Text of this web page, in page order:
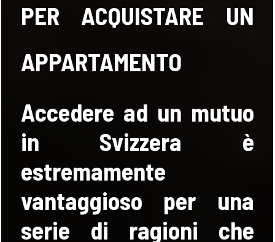
PER ACQUISTARE UN
APPARTAMENTO
Accedere ad un mutuo
in Svizzera è
estremamente
vantaggioso per una
serie di ragioni che
AZIENDA
CONTATTI
AWARDS